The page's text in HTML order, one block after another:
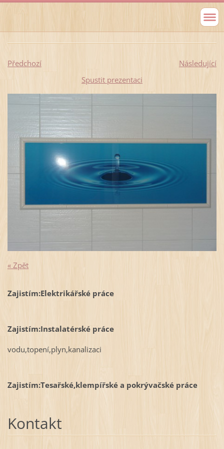
Předchozí
Následující
Spustit prezentaci
« Zpět
Zajistím:Elektrikářské práce
Zajistím:Instalatérské práce
vodu,topení,plyn,kanalizaci
Zajistím:Tesařské,klempířské a pokrývačské práce
Kontakt